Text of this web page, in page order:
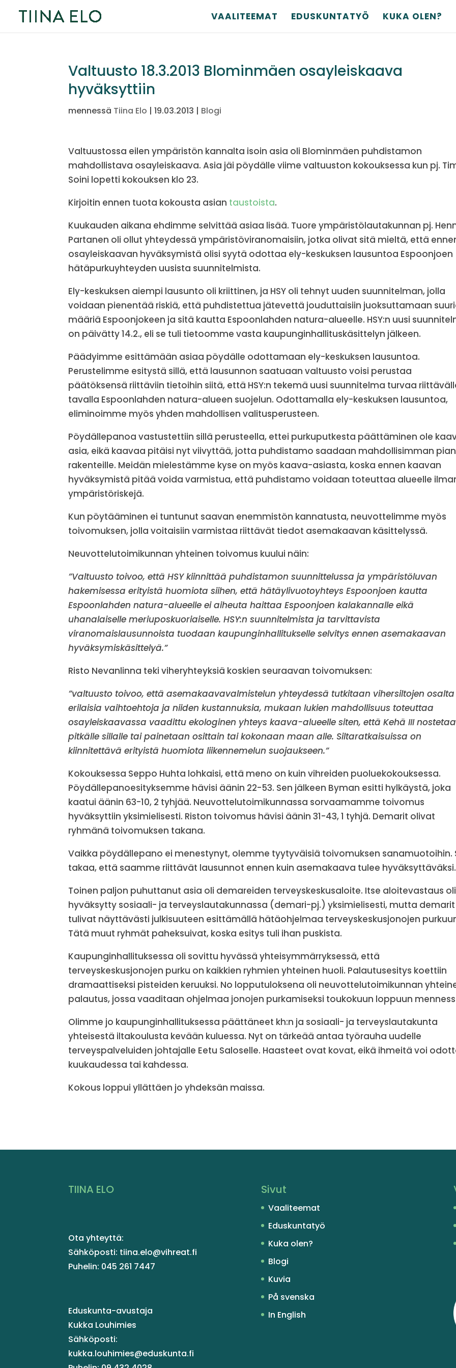
VAALITEEMAT EDUSKUNTATYÖ KUKA OLEN?
Valtuusto 18.3.2013 Blominmäen osayleiskaava
hyväksyttiin
mennessä Tiina Elo |19.03.2013 | Blogi
Valtuustossa eilen ympäristön kannalta isoin asia oli Blominmäen puhdistamon
mahdollistava osayleiskaava. Asia jäi pöydälle viime valtuuston kokouksessa kun pj.
Soini lopetti kokouksen klo 23.
Kirjoitin ennen tuota kokousta asian taustoista.
Kuukauden aikana ehdimme selvittää asiaa lisää. Tuore ympäristölautakunnan pj.
Partanen oli ollut yhteydessä ympäristöviranomaisiin, jotka olivat sitä mieltä, että
osayleiskaavan hyväksymistä olisi syytä odottaa ely-keskuksen lausuntoa Espoonjoen
hätäpurkuyhteyden uusista suunnitelmista.
Ely-keskuksen aiempi lausunto oli kriittinen, ja HSY oli tehnyt uuden suunnitelman, jolla
voidaan pienentää riskiä, että puhdistettua jätevettä jouduttaisiin juoksuttamaan
määriä Espoonjokeen ja sitä kautta Espoonlahden natura-alueelle. HSY:n uusi
on päivätty 14.2., eli se tuli tietoomme vasta kaupunginhallituskäsittelyn jälkeen.
Päädyimme esittämään asiaa pöydälle odottamaan ely-keskuksen lausuntoa.
Perustelimme esitystä sillä, että lausunnon saatuaan valtuusto voisi perustaa
päätöksensä riittäviin tietoihin siitä, että HSY:n tekemä uusi suunnitelma turvaa
tavalla Espoonlahden natura-alueen suojelun. Odottamalla ely-keskuksen lausuntoa,
eliminoimme myös yhden mahdollisen valitusperusteen.
Pöydällepanoa vastustettiin sillä perusteella, ettei purkuputkesta päättäminen ole
asia, eikä kaavaa pitäisi nyt viivyttää, jotta puhdistamo saadaan mahdollisimman pian
rakenteille. Meidän mielestämme kyse on myös kaava-asiasta, koska ennen kaavan
hyväksymistä pitää voida varmistua, että puhdistamo voidaan toteuttaa alueelle
ympäristöriskejä.
Kun pöytääminen ei tuntunut saavan enemmistön kannatusta, neuvottelimme myös
toivomuksen, jolla voitaisiin varmistaa riittävät tiedot asemakaavan käsittelyssä.
Neuvottelutoimikunnan yhteinen toivomus kuului näin:
”Valtuusto toivoo, että HSY kiinnittää puhdistamon suunnittelussa ja ympäristöluvan
hakemisessa erityistä huomiota siihen, että hätäylivuotoyhteys Espoonjoen kautta
Espoonlahden natura-alueelle ei aiheuta haittaa Espoonjoen kalakannalle eikä
uhanalaiselle meriuposkuoriaiselle. HSY:n suunnitelmista ja tarvittavista
viranomaislausunnoista tuodaan kaupunginhallitukselle selvitys ennen asemakaavan
hyväksymiskäsittelyä.”
Risto Nevanlinna teki viheryhteyksiä koskien seuraavan toivomuksen:
”valtuusto toivoo, että asemakaavavalmistelun yhteydessä tutkitaan vihersiltojen osalta
erilaisia vaihtoehtoja ja niiden kustannuksia, mukaan lukien mahdollisuus toteuttaa
osayleiskaavassa vaadittu ekologinen yhteys kaava-alueelle siten, että Kehä III
pitkälle sillalle tai painetaan osittain tai kokonaan maan alle. Siltaratkaisuissa on
kiinnitettävä erityistä huomiota liikennemelun suojaukseen.”
Kokouksessa Seppo Huhta lohkaisi, että meno on kuin vihreiden puoluekokouksessa.
Pöydällepanoesityksemme hävisi äänin 22-53. Sen jälkeen Byman esitti hylkäystä, joka
kaatui äänin 63-10, 2 tyhjää. Neuvottelutoimikunnassa sorvaamamme toivomus
hyväksyttiin yksimielisesti. Riston toivomus hävisi äänin 31-43, 1 tyhjä. Demarit olivat
ryhmänä toivomuksen takana.
Vaikka pöydällepano ei menestynyt, olemme tyytyväisiä toivomuksen sanamuotoihin.
takaa, että saamme riittävät lausunnot ennen kuin asemakaava tulee hyväksyttäväksi.
Toinen paljon puhuttanut asia oli demareiden terveyskeskusaloite. Itse aloitevastaus oli
hyväksytty sosiaali- ja terveyslautakunnassa (demari-pj.) yksimielisesti, mutta demarit
tulivat näyttävästi julkisuuteen esittämällä hätäohjelmaa terveyskeskusjonojen
Tätä muut ryhmät paheksuivat, koska esitys tuli ihan puskista.
Kaupunginhallituksessa oli sovittu hyvässä yhteisymmärryksessä, että
terveyskeskusjonojen purku on kaikkien ryhmien yhteinen huoli. Palautusesitys koettiin
dramaattiseksi pisteiden keruuksi. No lopputuloksena oli neuvottelutoimikunnan
palautus, jossa vaaditaan ohjelmaa jonojen purkamiseksi toukokuun loppuun
Olimme jo kaupunginhallituksessa päättäneet kh:n ja sosiaali- ja terveyslautakunta
yhteisestä iltakoulusta kevään kuluessa. Nyt on tärkeää antaa työrauha uudelle
terveyspalveluiden johtajalle Eetu Saloselle. Haasteet ovat kovat, eikä ihmeitä voi
kuukaudessa tai kahdessa.
Kokous loppui yllättäen jo yhdeksän maissa.
TIINA ELO
Ota yhteyttä:
Sähköposti: tiina.elo@vihreat.fi
Puhelin: 045 261 7447
Eduskunta-avustaja
Kukka Louhimies
Sähköposti:
kukka.louhimies@eduskunta.fi
Sivut
Vaaliteemat
Eduskuntatyö
Kuka olen?
Blogi
Kuvia
På svenska
In English